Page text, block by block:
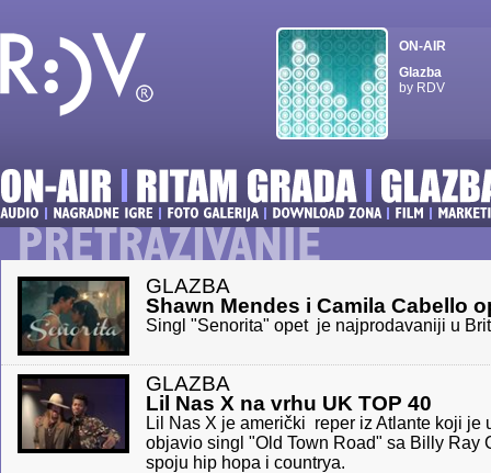
ON-AIR
Glazba
by RDV
GLAZBA
Shawn Mendes i Camila Cabello
Singl "Senorita" opet je najprodavaniji u
GLAZBA
Lil Nas X na vrhu UK TOP 40
Lil Nas X je američki reper iz Atlante koji je
objavio singl "Old Town Road" sa Billy Ray
spoju hip hopa i countrya.